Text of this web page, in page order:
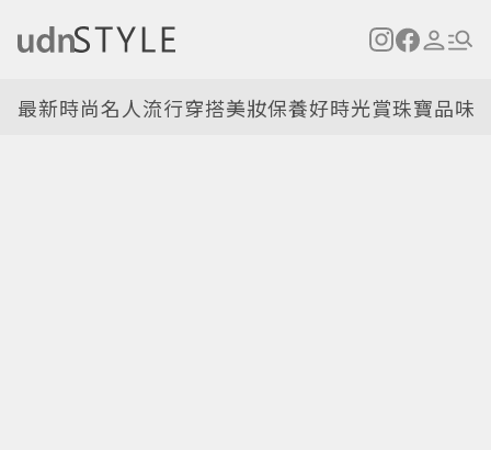
最新時尚名人流行穿搭美妝保養好時光賞珠寶品味